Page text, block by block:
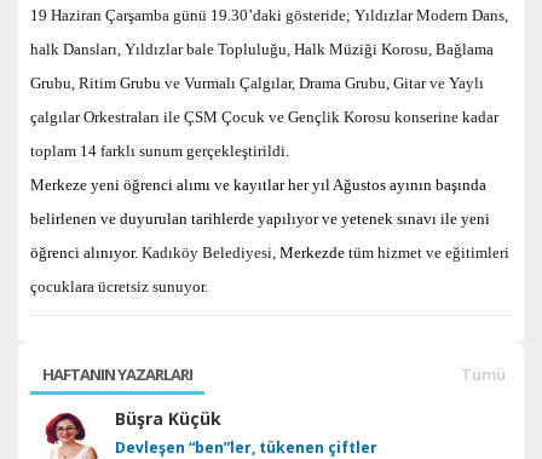
19 Haziran Çarşamba günü 19.30’daki gösteride; Yıldızlar Modern Dans,
halk Dansları, Yıldızlar bale Topluluğu, Halk Müziği Korosu, Bağlama
Grubu, Ritim Grubu ve Vurmalı Çalgılar, Drama Grubu, Gitar ve Yaylı
çalgılar Orkestraları ile ÇSM Çocuk ve Gençlik Korosu konserine kadar
toplam 14 farklı sunum gerçekleştirildi.
Merkeze yeni öğrenci alımı ve kayıtlar her yıl Ağustos ayının başında
belirlenen ve duyurulan tarihlerde yapılıyor ve yetenek sınavı ile yeni
öğrenci alınıyor. Kadıköy Belediyesi, Merkezde tüm hizmet ve eğitimleri
çocuklara ücretsiz sunuyor.
HAFTANIN YAZARLARI Tümü
Büşra Küçük
Devleşen “ben”ler, tükenen çiftler